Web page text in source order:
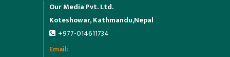
Our Media Pvt. Ltd.
Koteshowar, Kathmandu,Nepal
+977-014611734
Email: